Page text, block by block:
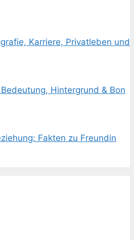
Karriere, Privatleben und
Hintergrund & Bon
Fakten zu Freundin